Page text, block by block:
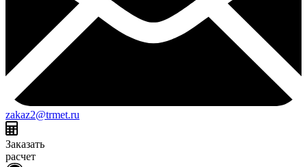
zakaz2@trmet.ru
Заказать
расчет